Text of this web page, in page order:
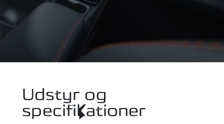
Udstyr og
specifikationer